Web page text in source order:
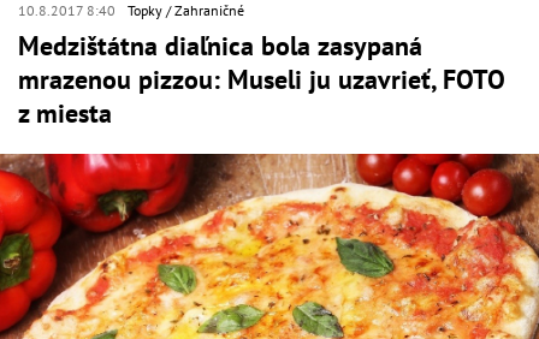
10.8.2017 8:40 Topky Zahraničné
Medzištátna diaľnica bola zasypaná
mrazenou pizzou: Museli ju uzavrieť, FOTO
z miesta